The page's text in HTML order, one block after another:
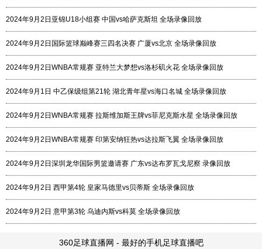
2024年9月2日亚锦U18小组赛 中国vs哈萨克斯坦 全场录像回放
2024年9月2日国际篮球巅峰赛三四名决赛 广厦vs北京 全场录像回放
2024年9月2日WNBA常规赛 亚特兰大梦想vs洛杉矶火花 全场录像回放
2024年9月1日 中乙保级组第21轮 湖北青年星vs海口名城 全场录像回放
2024年9月2日WNBA常规赛 拉斯维加斯王牌vs菲尼克斯水星 全场录像回放
2024年9月2日WNBA常规赛 印第安纳狂热vs达拉斯飞翼 全场录像回放
2024年9月2日深圳龙华国际男篮邀请赛 广东vs达布罗瓦戈尼察 录像回放
2024年9月2日 西甲第4轮 皇家马德里vs贝蒂斯 全场录像回放
2024年9月2日 意甲第3轮 乌迪内斯vs科莫 全场录像回放
360足球直播网 - 最好的手机足球直播吧